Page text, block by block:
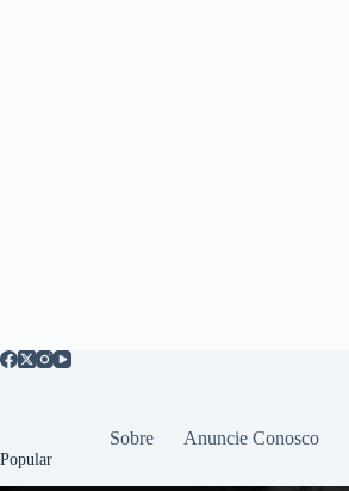
Sobre Anuncie Conosco
Popular